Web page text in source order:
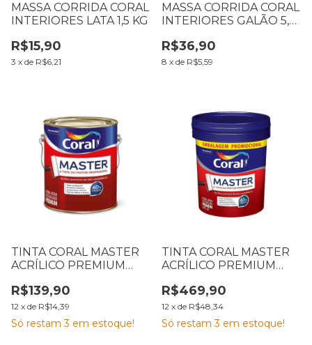
MASSA CORRIDA CORAL
INTERIORES LATA 1,5 KG
R$15,90
3 x de R$6,21
MASSA CORRIDA CORAL
INTERIORES GALÃO 5,7
R$36,90
8 x de R$5,59
TINTA CORAL MASTER
ACRÍLICO PREMIUM
BRANCO 3,6L
R$139,90
12 x de R$14,39
Só restam3 em estoque!
TINTA CORAL MASTER
ACRÍLICO PREMIUM
BRANCO BALDE 20L
R$469,90
12 x de R$48,34
Só restam3 em estoque!